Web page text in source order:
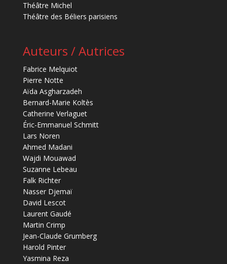
Théâtre Michel
Théâtre des Béliers parisiens
Auteurs / Autrices
Fabrice Melquiot
Pierre Notte
Aïda Asgharzadeh
Bernard-Marie Koltès
Catherine Verlaguet
Éric-Emmanuel Schmitt
Lars Noren
Ahmed Madani
Wajdi Mouawad
Suzanne Lebeau
Falk Richter
Nasser Djemaï
David Lescot
Laurent Gaudé
Martin Crimp
Jean-Claude Grumberg
Harold Pinter
Yasmina Reza